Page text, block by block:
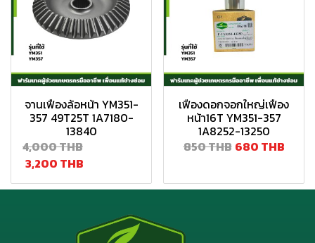
จานเฟืองล้อหน้า YM351-
357 49T25T 1A7180-
13840
4,000 THB
3,200 THB
เฟืองดอกจอกใหญ่เฟือง
หน้า16T YM351-357
1A8252-13250
850 THB 680 THB